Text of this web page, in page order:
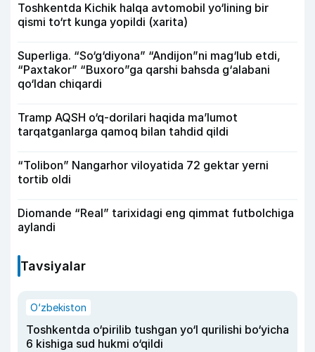
Toshkentda Kichik halqa avtomobil yo‘lining bir
qismi to‘rt kunga yopildi (xarita)
Superliga. “So‘g‘diyona” “Andijon”ni mag‘lub etdi,
“Paxtakor” “Buxoro”ga qarshi bahsda g‘alabani
qo‘ldan chiqardi
Tramp AQSH o‘q-dorilari haqida ma’lumot
tarqatganlarga qamoq bilan tahdid qildi
“Tolibon” Nangarhor viloyatida 72 gektar yerni
tortib oldi
Diomande “Real” tarixidagi eng qimmat futbolchiga
aylandi
Tavsiyalar
O‘zbekiston
Toshkentda o‘pirilib tushgan yo‘l qurilishi bo‘yicha
6 kishiga sud hukmi o‘qildi